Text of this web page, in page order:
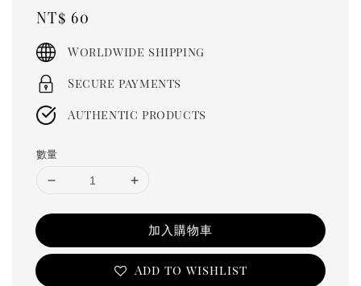
Regular
price
NT$ 60
Worldwide shipping
Secure payments
Authentic products
數量
加入購物車
Add to wishlist